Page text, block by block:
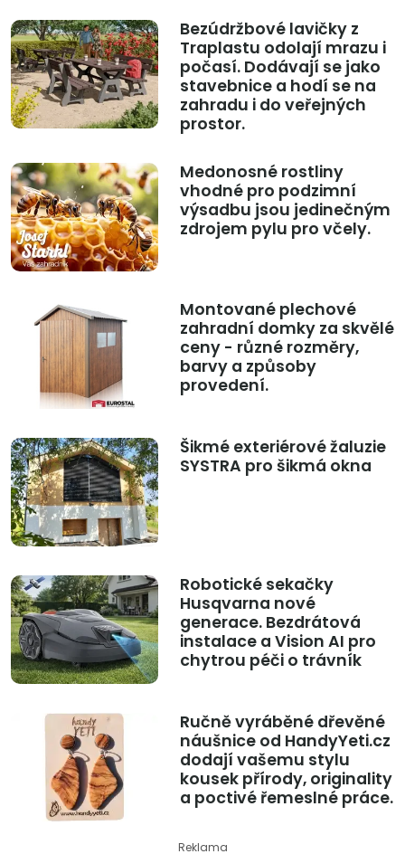
Bezúdržbové lavičky z
Traplastu odolají mrazu i
počasí. Dodávají se jako
stavebnice a hodí se na
zahradu i do veřejných
prostor.
Medonosné rostliny
vhodné pro podzimní
výsadbu jsou jedinečným
zdrojem pylu pro včely.
Montované plechové
zahradní domky za skvělé
ceny - různé rozměry,
barvy a způsoby
provedení.
Šikmé exteriérové žaluzie
SYSTRA pro šikmá okna
Robotické sekačky
Husqvarna nové
generace. Bezdrátová
instalace a Vision AI pro
chytrou péči o trávník
Ručně vyráběné dřevěné
náušnice od HandyYeti.cz
dodají vašemu stylu
kousek přírody, originality
a poctivé řemeslné práce.
Reklama